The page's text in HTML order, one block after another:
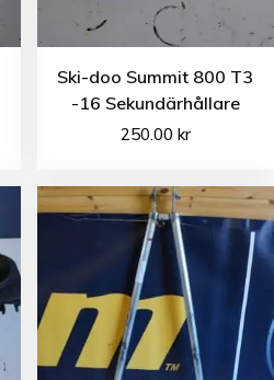
Ski-doo Summit 800 T3
-16 Sekundärhållare
250.00 kr